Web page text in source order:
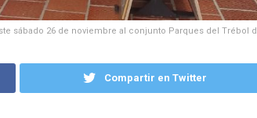
sábado 26 de noviembre al conjunto Parques del Trébol
Compartir en Twitter